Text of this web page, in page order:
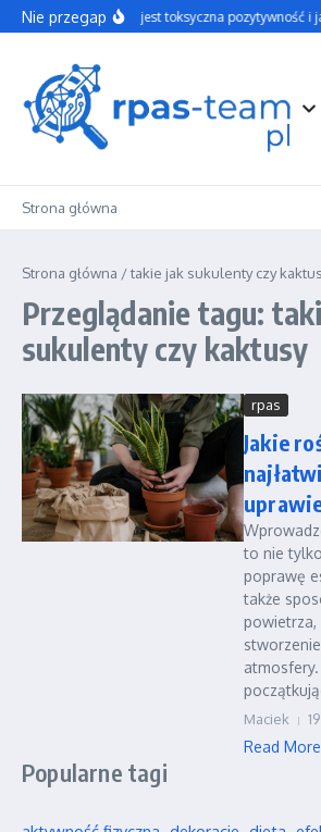
Przejdź do treści
Nie przegapCzym jest toksyczna pozytywność i
Strona główna
Strona główna /takie jak sukulenty czy
Przeglądanie tagu:
sukulenty czy kaktusy
rpas
Jakie
to nie
poprawę
także
powietrza,
Maciek
Read More
Popularne tagi